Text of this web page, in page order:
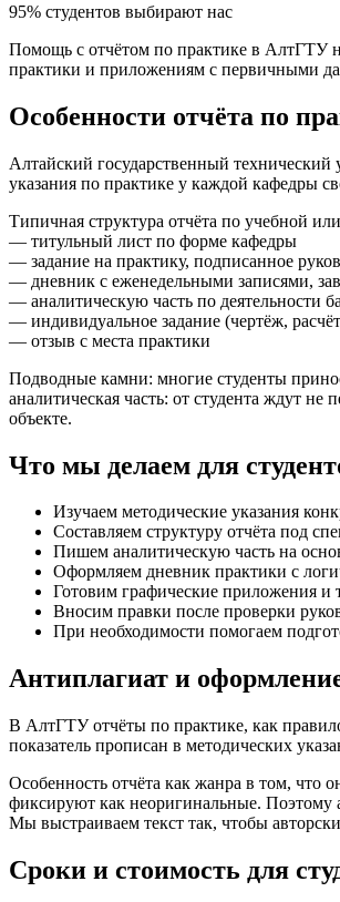
95% студентов выбирают нас
Помощь с отчётом по практике в АлтГТУ
практики и приложениям с первичными
Особенности отчёта по
Алтайский государственный
указания по практике у каждой кафедры
Типичная структура отчёта по учебной
— титульный лист по форме кафедры
— задание на практику, подписанное
— дневник с еженедельными записями,
— аналитическую часть по деятельности
— индивидуальное задание (чертёж,
— отзыв с места практики
Подводные камни: многие студенты
аналитическая часть: от студента ждут
объекте.
Что мы делаем для
Изучаем методические указания
Составляем структуру отчёта под
Пишем аналитическую часть на
Оформляем дневник практики с
Готовим графические приложения
Вносим правки после проверки
При необходимости помогаем
Антиплагиат и
В АлтГТУ отчёты по практике, как
показатель прописан в методических
Особенность отчёта как жанра в том,
фиксируют как неоригинальные. Поэтому
Мы выстраиваем текст так, чтобы
Сроки и стоимость для